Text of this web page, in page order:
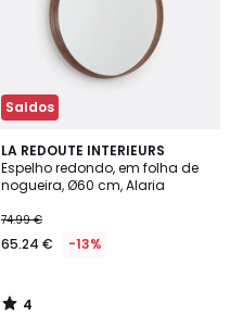
Saldos
LA REDOUTE INTERIEURS
Espelho redondo, em folha de
nogueira, Ø60 cm, Alaria
74.99 €
65.24 € -13%
4
/
5
4
/